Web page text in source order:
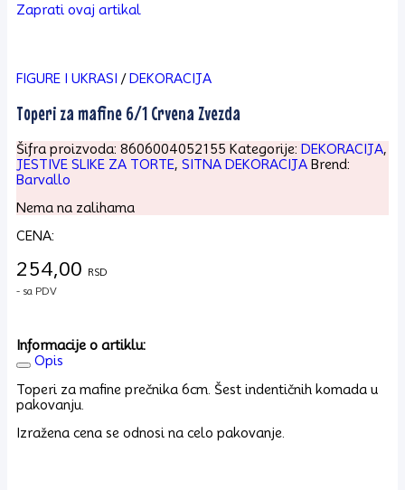
Zaprati ovaj artikal
FIGURE I UKRASI / DEKORACIJA
Toperi za mafine 6/1 Crvena Zvezda
Šifra proizvoda: 8606004052155 Kategorije: DEKORACIJA,
JESTIVE SLIKE ZA TORTE, SITNA DEKORACIJA Brend:
Barvallo
Nema na zalihama
CENA:
254,00 RSD
- sa PDV
Informacije o artiklu:
Opis
Toperi za mafine prečnika 6cm. Šest indentičnih komada u
pakovanju.
Izražena cena se odnosi na celo pakovanje.